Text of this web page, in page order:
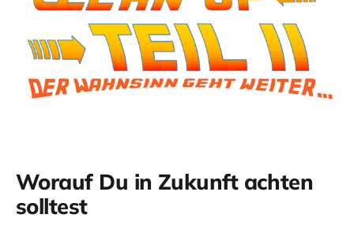
Worauf Du in Zukunft achten
solltest